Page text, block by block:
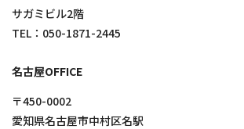
サガミビル2階
TEL： 050-1871-2445
名古屋OFFICE
〒450-0002
愛知県名古屋市中村区名駅